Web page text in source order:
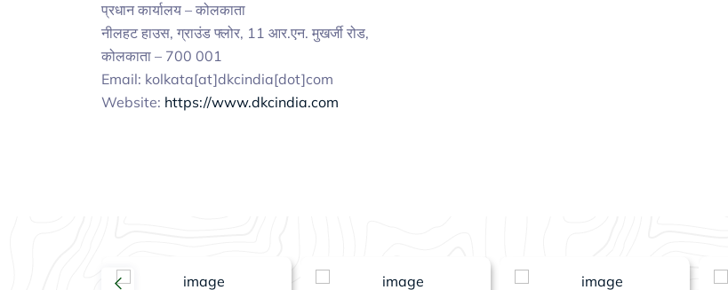
प्रधान कार्यालय – कोलकाता
नीलहट हाउस, ग्राउंड फ्लोर, 11 आर.एन. मुखर्जी रोड,
कोलकाता – 700 001
Email: kolkata[at]dkcindia[dot]com
Website: https://www.dkcindia.com